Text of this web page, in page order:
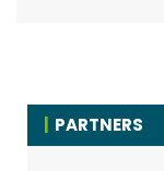
PARTNERS